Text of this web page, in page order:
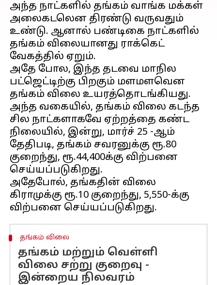
அந்த நாட்களில் தங்கம் வாங்க மக்கள்
அலைகடலென திரண்டு வருவதும்
உண்டு. ஆனால் பண்டிகை நாட்களில்
தங்கம் விலையானது ராக்கெட்
வேகத்தில் ஏறும்.
அதே போல, இந்த தடவை மாநில
பட்ஜெட்டிற்கு பிறகும் மளமளவென
தங்கம் விலை உயரத்தொடங்கியது.
அந்த வகையில், தங்கம் விலை கடந்த
சில நாட்களாகவே ஏற்றத்தை கண்ட
நிலையில், இன்று, மார்ச் 25 -ஆம்
தேதிபடி, தங்கம் சவரனுக்கு ரூ.80
குறைந்து, ரூ.44,400க்கு விற்பனை
செய்யப்படுகிறது.
அதேபோல், தங்கதின் விலை
கிராமுக்கு ரூ.10 குறைந்து, 5,550-க்கு
தங்கம் விலை
தங்கம் மற்றும் வெள்ளி
விலை சற்று குறைவு -
இன்றைய நிலவரம்